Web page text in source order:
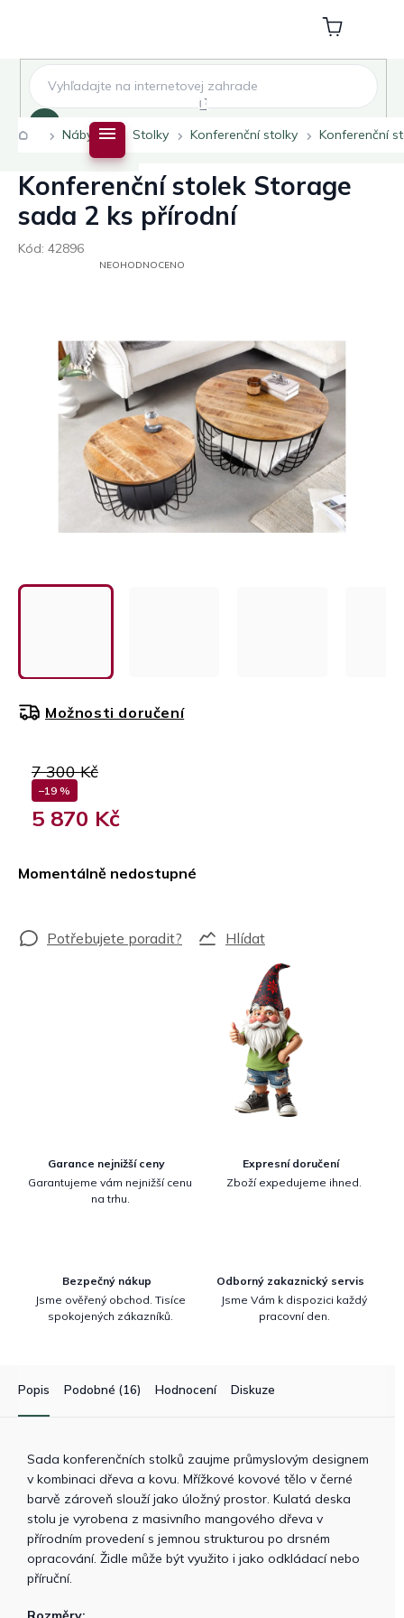
Nákupní
košík
DomůNábytek Stolky Konferenční stolky Konferenční
Konferenční stolek Storage
sada 2 ks přírodní
Kód: 42896
PRŮMĚRNÉ
HVĚZDIČEK.
NEOHODNOCENO
7 300 Kč
–19 %
5 870 Kč
Momentálně nedostupné
Možnosti doručení
Hlídat
Garance nejnižší ceny
Garantujeme vám nejnižší cenu
na trhu.
Expresní doručení
Zboží expedujeme ihned.
Bezpečný nákup
Jsme ověřený obchod. Tisíce
spokojených zákazníků.
Odborný zakaznický servis
Jsme Vám k dispozici každý
pracovní den.
Popis Podobné (16) Hodnocení Diskuze
Sada konferenčních stolků zaujme průmyslovým designem
v kombinaci dřeva a kovu. Mřížkové kovové tělo v černé
barvě zároveň slouží jako úložný prostor. Kulatá deska
stolu je vyrobena z masivního mangového dřeva v
přírodním provedení s jemnou strukturou po drsném
opracování. Židle může být využito i jako odkládací nebo
příruční.